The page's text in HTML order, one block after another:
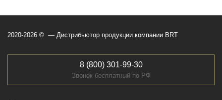
2020-2026 © — Дистрибьютор продукции компании BRT
8 (800) 301-99-30
Звонок бесплатный по РФ